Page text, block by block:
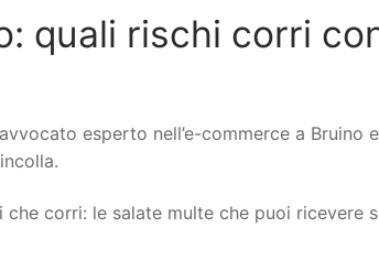
quali rischi corri
esperto nell’e-commerce a Bruino
corri: le salate multe che puoi ricevere